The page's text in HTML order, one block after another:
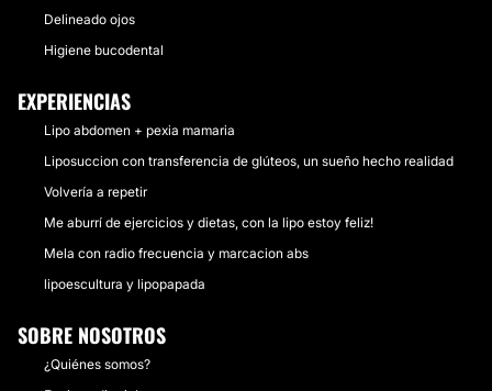
Delineado ojos
Higiene bucodental
EXPERIENCIAS
Lipo abdomen + pexia mamaria
Liposuccion con transferencia de glúteos, un sueño hecho realidad
Volvería a repetir
Me aburrí de ejercicios y dietas, con la lipo estoy feliz!
Mela con radio frecuencia y marcacion abs
lipoescultura y lipopapada
SOBRE NOSOTROS
¿Quiénes somos?